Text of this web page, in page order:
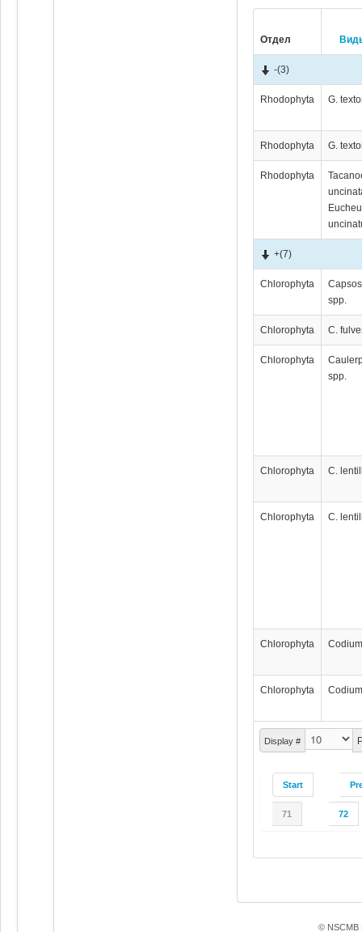
Отдел
Display #
Start
71 72
-(3)
Rhodophyta G.
Rhodophyta G.
Rhodophyta
+(7)
Chlorophyta
spp.
Chlorophyta C.
Chlorophyta
spp.
Chlorophyta C.
Chlorophyta C.
Chlorophyta
Chlorophyta
© NSCMB